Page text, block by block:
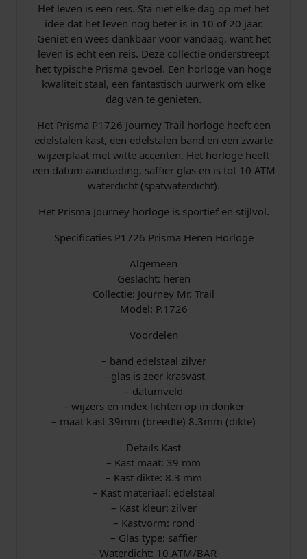
r
.
T
r
a
i
Z
w
t
a
t
Het leven is een reis. Sta niet elke dag op met het
idee dat het leven nog beter is in 10 of 20 jaar.
Geniet en wees dankbaar voor vandaag, want het
leven is echt een reis. Deze collectie onderstreept
het typische Prisma gevoel. Een horloge van hoge
kwaliteit staal, een fantastisch uurwerk om elke
dag van te genieten.
Het Prisma P1726 Journey Trail horloge heeft een
edelstalen kast, een edelstalen band en een zwarte
wijzerplaat met witte accenten. Het horloge heeft
een datum aanduiding, saffier glas en is tot 10 ATM
waterdicht (spatwaterdicht).
Het Prisma Journey horloge is sportief en stijlvol.
Specificaties P1726 Prisma Heren Horloge
Algemeen
Geslacht: heren
Collectie: Journey Mr. Trail
Model: P.1726
Voordelen
– band edelstaal zilver
– glas is zeer krasvast
– datumveld
– wijzers en index lichten op in donker
– maat kast 39mm (breedte) 8.3mm (dikte)
Details Kast
– Kast maat: 39 mm
– Kast dikte: 8.3 mm
– Kast materiaal: edelstaal
– Kast kleur: zilver
– Kastvorm: rond
– Glas type: saffier
– Waterdicht: 10 ATM/BAR